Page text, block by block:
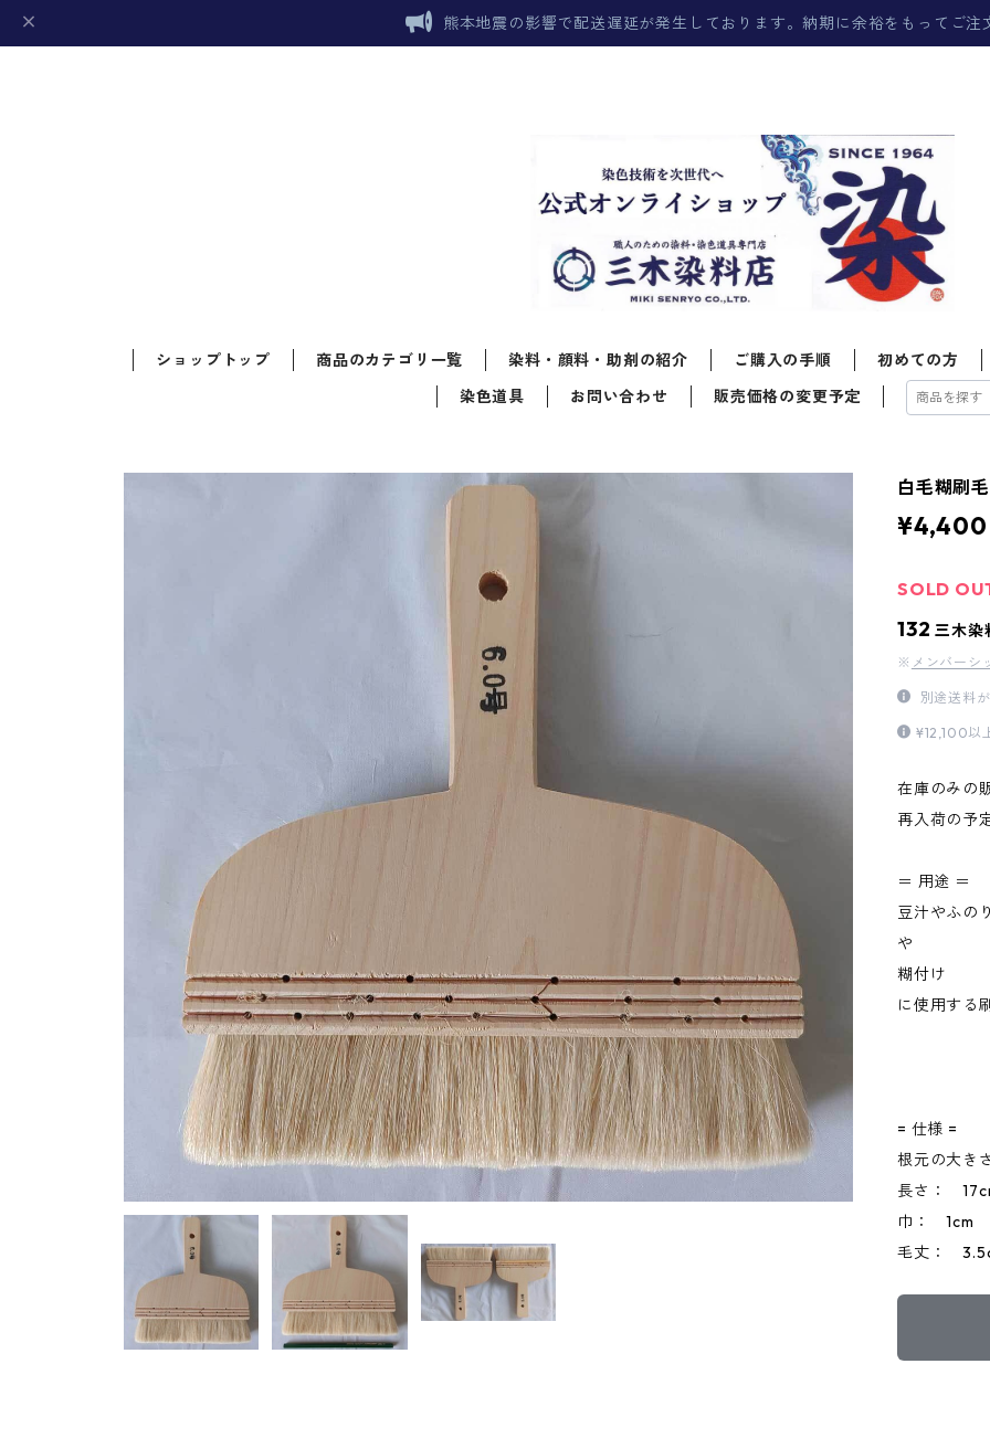
熊本地震の影響で配送遅延が発生しております。納期に余裕をもってご注
ショップトップ 商品のカテゴリ一覧 染料・顔料・助剤の紹介 ご購入の手順
初めての方
染色道具
お問い合わせ 販売価格の変更予定
白毛糊刷
¥4,400
SOLD
132 三木染
※ メンバーシ
別途送料
¥12,100以
在庫のみの
再入荷の予
＝ 用途 ＝
豆汁やふの
や
糊付け
に使用する
= 仕様 =
根元の大き
長さ：
巾： 1cm
毛丈：